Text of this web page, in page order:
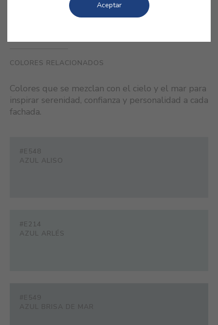
COLORES RELACIONADOS
Colores que se mezclan con el cielo y el mar para
inspirar serenidad, confianza y personalidad a cada
fachada.
#E548
AZUL ALISO
#E214
AZUL ARLÉS
#E549
AZUL BRISA DE MAR
Aceptar